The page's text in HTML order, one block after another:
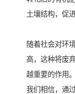
土壤结构，促
随着社会对环
高，这种将废
越重要的作用。
我们相信，通